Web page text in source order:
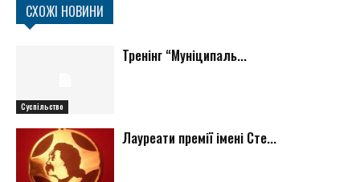
СХОЖІ НОВИНИ
Суспільство
Тренінг “Муніципаль...
Лауреати премії імені Сте...